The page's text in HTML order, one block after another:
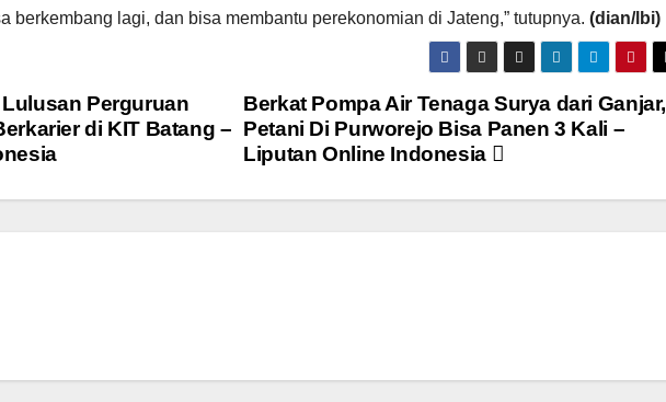
berkembang lagi, dan bisa membantu perekonomian di Jateng,” tutupnya. (dian/lbi)
Berkat Pompa Air Tenaga Surya dari Ganjar,
Petani Di Purworejo Bisa Panen 3 Kali –
Liputan Online Indonesia
Perguruan
di KIT Batang –